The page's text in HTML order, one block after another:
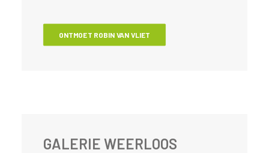
ONTMOET ROBIN VAN VLIET
GALERIE WEERLOOS